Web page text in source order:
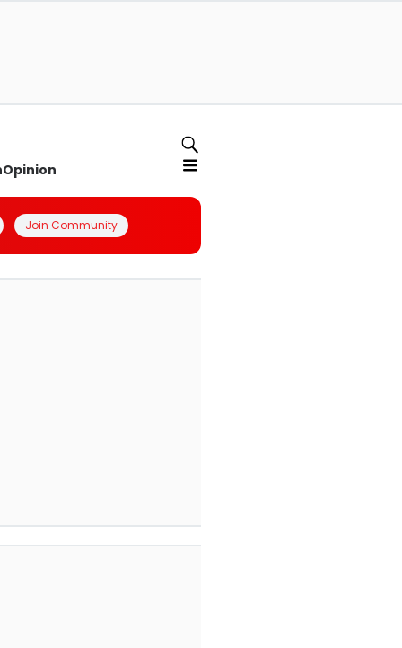
Opinion
Join Community